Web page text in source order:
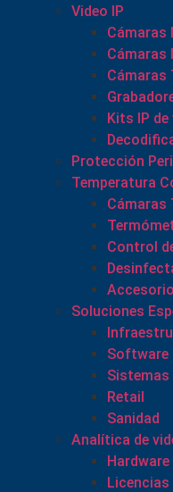
Video IP
Cámaras
Cámaras
Cámaras
Kits IP
Protección
Temperatura
Cámaras
Control
Soluciones
Software
Retail
Sanidad
Analítica de
Hardware
Licencias